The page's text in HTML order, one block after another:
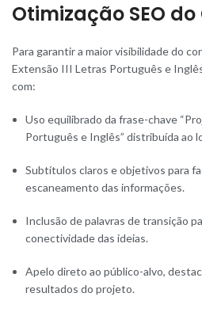
Otimização SEO
Para garantir a maior visibilidade do
Extensão III Letras Português e
com:
Uso equilibrado da frase-chave
Português e Inglês” distribuída ao
Subtítulos claros e objetivos para
escaneamento das informações.
Inclusão de palavras de transição
conectividade das ideias.
Apelo direto ao público-alvo,
resultados do projeto.